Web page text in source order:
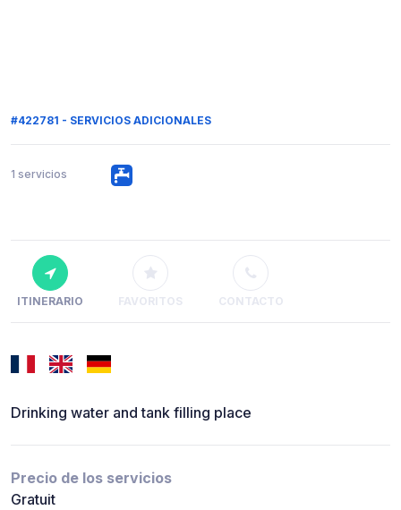
#422781 - SERVICIOS ADICIONALES
1 servicios
ITINERARIO FAVORITOS CONTACTO
Drinking water and tank filling place
Precio de los servicios
Gratuit